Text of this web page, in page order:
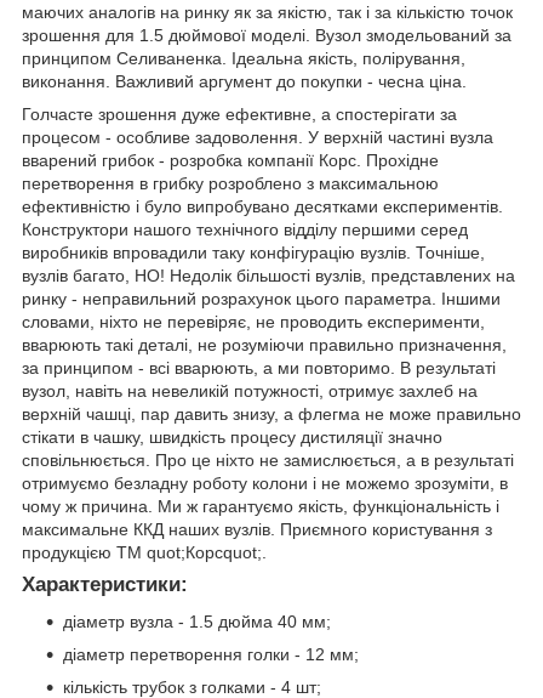
маючих аналогів на ринку як за якістю, так і за кількістю точок
зрошення для 1.5 дюймової моделі. Вузол змодельований за
принципом Селиваненка. Ідеальна якість, полірування,
виконання. Важливий аргумент до покупки - чесна ціна.
Голчасте зрошення дуже ефективне, а спостерігати за
процесом - особливе задоволення. У верхній частині вузла
вварений грибок - розробка компанії Корс. Прохідне
перетворення в грибку розроблено з максимальною
ефективністю і було випробувано десятками експериментів.
Конструктори нашого технічного відділу першими серед
виробників впровадили таку конфігурацію вузлів. Точніше,
вузлів багато, НО! Недолік більшості вузлів, представлених на
ринку - неправильний розрахунок цього параметра. Іншими
словами, ніхто не перевіряє, не проводить експерименти,
вварюють такі деталі, не розуміючи правильно призначення,
за принципом - всі вварюють, а ми повторимо. В результаті
вузол, навіть на невеликій потужності, отримує захлеб на
верхній чашці, пар давить знизу, а флегма не може правильно
стікати в чашку, швидкість процесу дистиляції значно
сповільнюється. Про це ніхто не замислюється, а в результаті
отримуємо безладну роботу колони і не можемо зрозуміти, в
чому ж причина. Ми ж гарантуємо якість, функціональність і
максимальне ККД наших вузлів. Приємного користування з
продукцією ТМ quot;Корсquot;.
Характеристики:
діаметр вузла - 1.5 дюйма 40 мм;
діаметр перетворення голки - 12 мм;
кількість трубок з голками - 4 шт;